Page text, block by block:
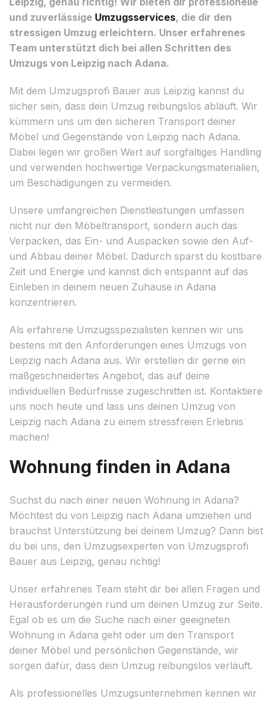
und zuverlässige Umzugsservices, die dir den
stressigen Umzug erleichtern. Unser erfahrenes
Team unterstützt dich bei allen Schritten des
Umzugs von Leipzig nach Adana.
Mit dem Umzugsprofi Bauer aus Leipzig kannst du
sicher sein, dass dein Umzug reibungslos abläuft. Wir
kümmern uns um den sicheren Transport deiner
Möbel und Gegenstände von Leipzig nach Adana.
Dabei legen wir großen Wert auf sorgfältiges Handling
und verwenden hochwertige Verpackungsmaterialien,
um Beschädigungen zu vermeiden.
Unsere umfangreichen Dienstleistungen umfassen
nicht nur den Möbeltransport, sondern auch das
Verpacken, das Ein- und Auspacken sowie den Auf-
und Abbau deiner Möbel. Dadurch sparst du kostbare
Zeit und Energie und kannst dich entspannt auf das
Einleben in deinem neuen Zuhause in Adana
konzentrieren.
Als erfahrene Umzugsspezialisten kennen wir uns
bestens mit den Anforderungen eines Umzugs von
Leipzig nach Adana aus. Wir erstellen dir gerne ein
maßgeschneidertes Angebot, das auf deine
individuellen Bedürfnisse zugeschnitten ist. Kontaktiere
uns noch heute und lass uns deinen Umzug von
Leipzig nach Adana zu einem stressfreien Erlebnis
machen!
Wohnung finden in Adana
Suchst du nach einer neuen Wohnung in Adana?
Möchtest du von Leipzig nach Adana umziehen und
brauchst Unterstützung bei deinem Umzug? Dann bist
du bei uns, den Umzugsexperten von Umzugsprofi
Bauer aus Leipzig, genau richtig!
Unser erfahrenes Team steht dir bei allen Fragen und
Herausforderungen rund um deinen Umzug zur Seite.
Egal ob es um die Suche nach einer geeigneten
Wohnung in Adana geht oder um den Transport
deiner Möbel und persönlichen Gegenstände, wir
sorgen dafür, dass dein Umzug reibungslos verläuft.
Als professionelles Umzugsunternehmen kennen wir